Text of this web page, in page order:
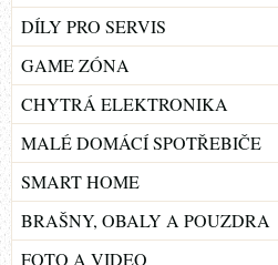
DÍLY PRO SERVIS
GAME ZÓNA
CHYTRÁ ELEKTRONIKA
MALÉ DOMÁCÍ SPOTŘEBIČE
SMART HOME
BRAŠNY, OBALY A POUZDRA
FOTO A VIDEO